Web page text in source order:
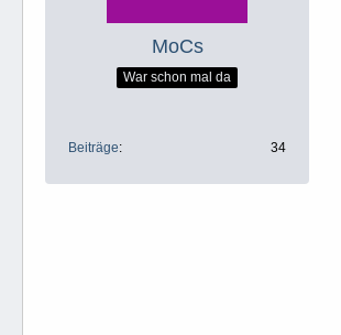
MoCs
War schon mal da
Beiträge 34